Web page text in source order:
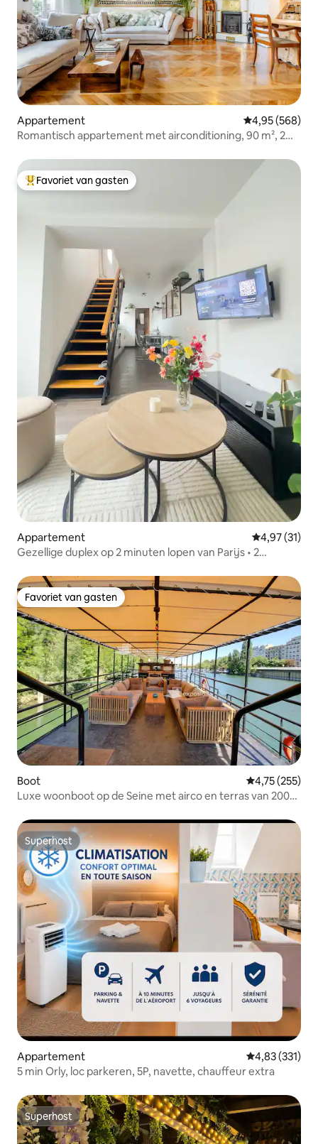
Appartement Gemiddelde
4,95 (568)
Romantisch appartement met airconditioning, 90 m², 2
Notre-Dame
Topfavoriet van gasten
Favoriet van gasten
Appartement Gemiddelde
4,97 (31)
Gezellige duplex op 2 minuten lopen van Parijs • 2
Favoriet van gasten
Favoriet van gasten
Boot Gemiddelde
4,75 (255)
Luxe woonboot op de Seine met airco en terras van 200
Superhost
Superhost
Appartement Gemiddelde
4,83 (331)
5 min Orly, loc parkeren, 5P, navette, chauffeur extra
Superhost
Superhost